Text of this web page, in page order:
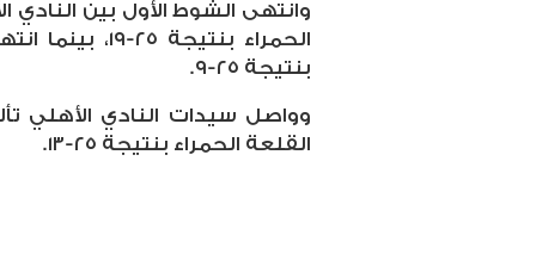
وانتهى الشوط الأول بين النادي
الحمراء
بنتيجة ٢٥-٩.
وواصل سيدات النادي الأهلي
القلعة الحمراء بنتيجة ٢٥-١٣.